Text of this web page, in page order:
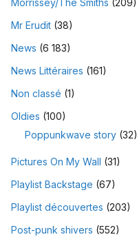
Mr Erudit (38)
News (6 183)
News Littéraires (161)
Non classé (1)
Oldies (100)
Poppunkwave story (32)
Pictures On My Wall (31)
Playlist Backstage (67)
Playlist découvertes (203)
Post-punk shivers (552)